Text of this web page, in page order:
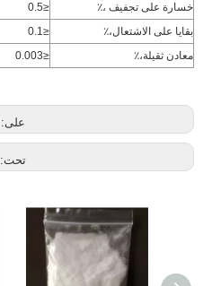
خسارة على تجفيف ،٪
≤0.5
بقايا على الاشتعال،٪
≤0.1
معادن ثقيلة،٪
≤0.003
على:
تحت: